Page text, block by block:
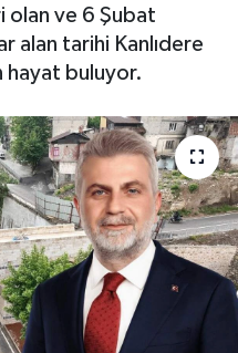
olan ve 6 Şubat
alan tarihi Kanlıdere
hayat buluyor.